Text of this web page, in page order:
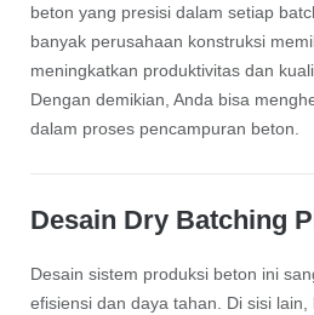
beton yang presisi dalam setiap
banyak perusahaan konstruksi
meningkatkan produktivitas dan
Dengan demikian, Anda bisa
dalam proses pencampuran beton.
Desain Dry Batching
Desain sistem produksi beton ini
efisiensi dan daya tahan. Di sisi